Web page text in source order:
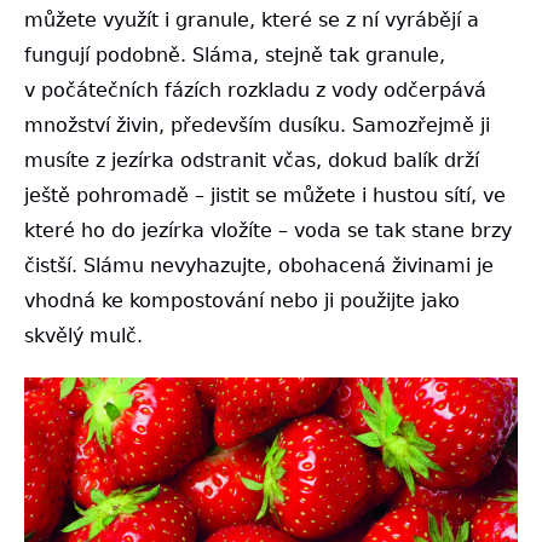
můžete využít i granule, které se z ní vyrábějí a
fungují podobně. Sláma, stejně tak granule,
v počátečních fázích rozkladu z vody odčerpává
množství živin, především dusíku. Samozřejmě ji
musíte z jezírka odstranit včas, dokud balík drží
ještě pohromadě – jistit se můžete i hustou sítí, ve
které ho do jezírka vložíte – voda se tak stane brzy
čistší. Slámu nevyhazujte, obohacená živinami je
vhodná ke kompostování nebo ji použijte jako
skvělý mulč.